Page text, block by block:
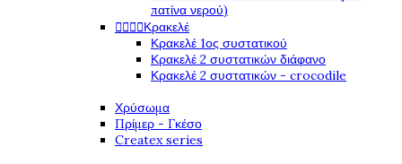
πατίνα νερού)
Κρακελέ
Κρακελέ 1ος συστατικού
Κρακελέ 2 συστατικών διάφανο
Κρακελέ 2 συστατικών - crocodile
Χρύσωμα
Πρίμερ - Γκέσο
Createx series